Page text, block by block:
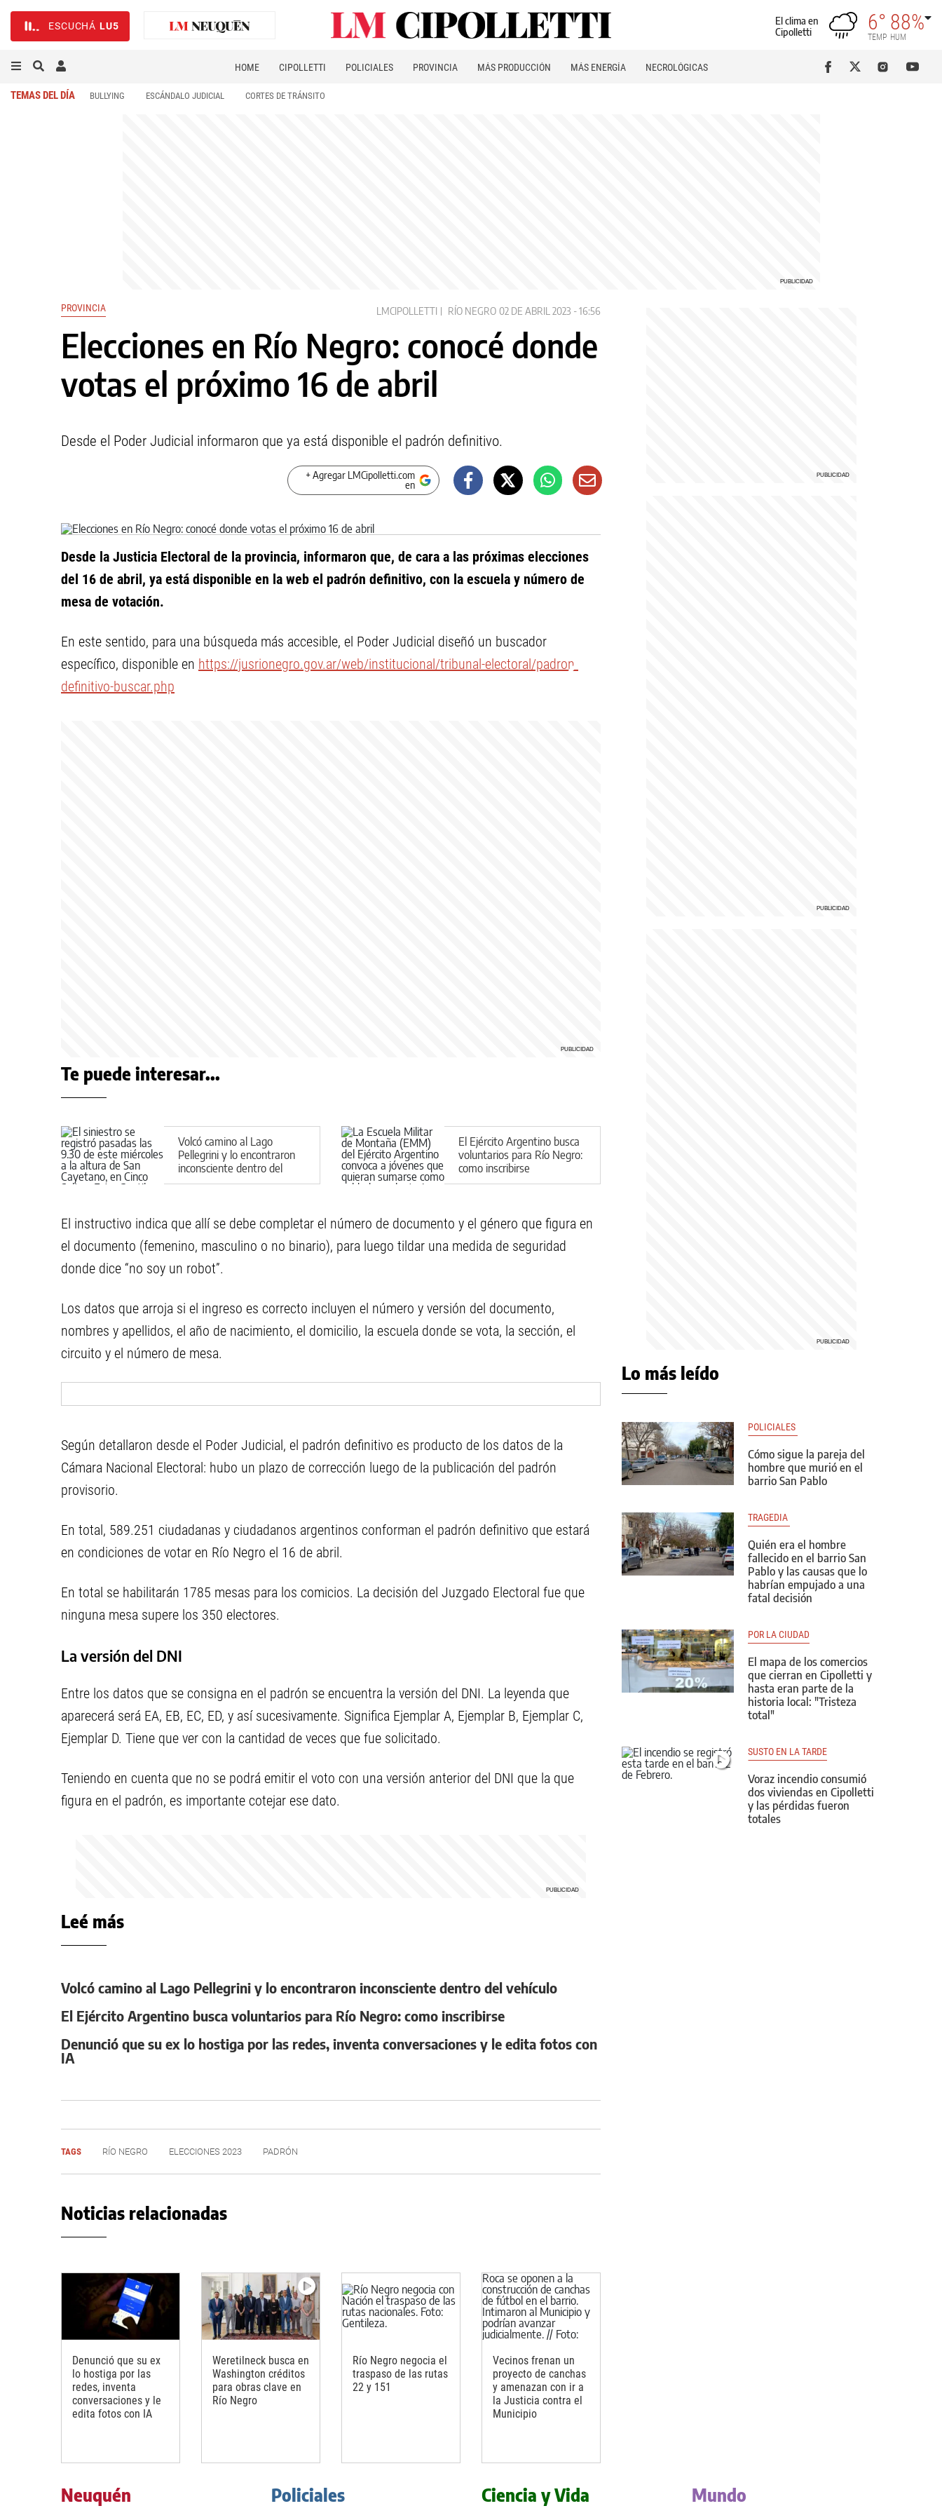
ESCUCHÁ LU5
El clima en
Cipolletti
6°
TEMP
88%
HUM
HOME CIPOLLETTI POLICIALES PROVINCIA MÁS PRODUCCIÓN MÁS ENERGÍA NECROLÓGICAS
TEMAS DEL DÍA BULLYING ESCÁNDALO JUDICIAL CORTES DE TRÁNSITO
PROVINCIA LMCIPOLLETTI RÍO NEGRO 02 DE ABRIL 2023 - 16:56
Elecciones en Río Negro: conocé donde
votas el próximo 16 de abril
Desde el Poder Judicial informaron que ya está disponible el padrón definitivo.
+ Agregar LMCipolletti.com
en
Desde la Justicia Electoral de la provincia, informaron que, de cara a las próximas elecciones
del 16 de abril, ya está disponible en la web el padrón definitivo, con la escuela y número de
mesa de votación.
En este sentido, para una búsqueda más accesible, el Poder Judicial diseñó un buscador
específico, disponible en https://jusrionegro.gov.ar/web/institucional/tribunal-electoral/padron-
definitivo-buscar.php
Te puede interesar...
Volcó camino al Lago
Pellegrini y lo encontraron
inconsciente dentro del
vehículo
El Ejército Argentino busca
voluntarios para Río Negro:
como inscribirse
El instructivo indica que allí se debe completar el número de documento y el género que figura en
el documento (femenino, masculino o no binario), para luego tildar una medida de seguridad
donde dice “no soy un robot”.
Los datos que arroja si el ingreso es correcto incluyen el número y versión del documento,
nombres y apellidos, el año de nacimiento, el domicilio, la escuela donde se vota, la sección, el
circuito y el número de mesa.
Según detallaron desde el Poder Judicial, el padrón definitivo es producto de los datos de la
Cámara Nacional Electoral: hubo un plazo de corrección luego de la publicación del padrón
provisorio.
En total, 589.251 ciudadanas y ciudadanos argentinos conforman el padrón definitivo que estará
en condiciones de votar en Río Negro el 16 de abril.
En total se habilitarán 1785 mesas para los comicios. La decisión del Juzgado Electoral fue que
ninguna mesa supere los 350 electores.
La versión del DNI
Entre los datos que se consigna en el padrón se encuentra la versión del DNI. La leyenda que
aparecerá será EA, EB, EC, ED, y así sucesivamente. Significa Ejemplar A, Ejemplar B, Ejemplar C,
Ejemplar D. Tiene que ver con la cantidad de veces que fue solicitado.
Teniendo en cuenta que no se podrá emitir el voto con una versión anterior del DNI que la que
figura en el padrón, es importante cotejar ese dato.
Leé más
Volcó camino al Lago Pellegrini y lo encontraron inconsciente dentro del vehículo
El Ejército Argentino busca voluntarios para Río Negro: como inscribirse
Denunció que su ex lo hostiga por las redes, inventa conversaciones y le edita fotos con
IA
TAGS RÍO NEGRO ELECCIONES 2023 PADRÓN
Noticias relacionadas
Denunció que su ex
lo hostiga por las
redes, inventa
conversaciones y le
edita fotos con IA
Weretilneck busca en
Washington créditos
para obras clave en
Río Negro
Río Negro negocia el
traspaso de las rutas
22 y 151
Vecinos frenan un
proyecto de canchas
y amenazan con ir a
la Justicia contra el
Municipio
Lo más leído
POLICIALES
Cómo sigue la pareja del
hombre que murió en el
barrio San Pablo
TRAGEDIA
Quién era el hombre
fallecido en el barrio San
Pablo y las causas que lo
habrían empujado a una
fatal decisión
POR LA CIUDAD
El mapa de los comercios
que cierran en Cipolletti y
hasta eran parte de la
historia local: "Tristeza
total"
SUSTO EN LA TARDE
Voraz incendio consumió
dos viviendas en Cipolletti
y las pérdidas fueron
totales
Neuquén Policiales Ciencia y Vida Mundo